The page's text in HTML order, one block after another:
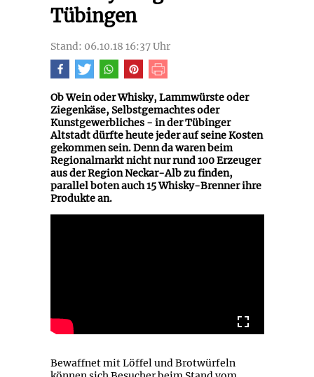
Tübingen
Stand: 06.10.18 16:37 Uhr
Ob Wein oder Whisky, Lammwürste oder
Ziegenkäse, Selbstgemachtes oder
Kunstgewerbliches - in der Tübinger
Altstadt dürfte heute jeder auf seine Kosten
gekommen sein. Denn da waren beim
Regionalmarkt nicht nur rund 100 Erzeuger
aus der Region Neckar-Alb zu finden,
parallel boten auch 15 Whisky-Brenner ihre
Produkte an.
Bewaffnet mit Löffel und Brotwürfeln